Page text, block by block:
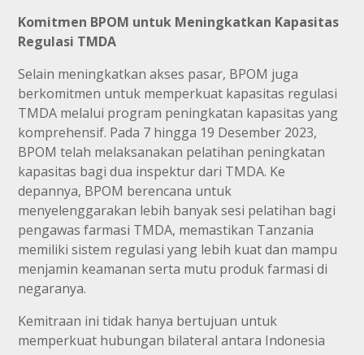
Komitmen BPOM untuk Meningkatkan Kapasitas
Regulasi TMDA
Selain meningkatkan akses pasar, BPOM juga
berkomitmen untuk memperkuat kapasitas regulasi
TMDA melalui program peningkatan kapasitas yang
komprehensif. Pada 7 hingga 19 Desember 2023,
BPOM telah melaksanakan pelatihan peningkatan
kapasitas bagi dua inspektur dari TMDA. Ke
depannya, BPOM berencana untuk
menyelenggarakan lebih banyak sesi pelatihan bagi
pengawas farmasi TMDA, memastikan Tanzania
memiliki sistem regulasi yang lebih kuat dan mampu
menjamin keamanan serta mutu produk farmasi di
negaranya.
Kemitraan ini tidak hanya bertujuan untuk
memperkuat hubungan bilateral antara Indonesia